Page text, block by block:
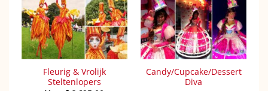
Fleurig & Vrolijk
Steltenlopers
Candy/Cupcake/Dessert
Diva